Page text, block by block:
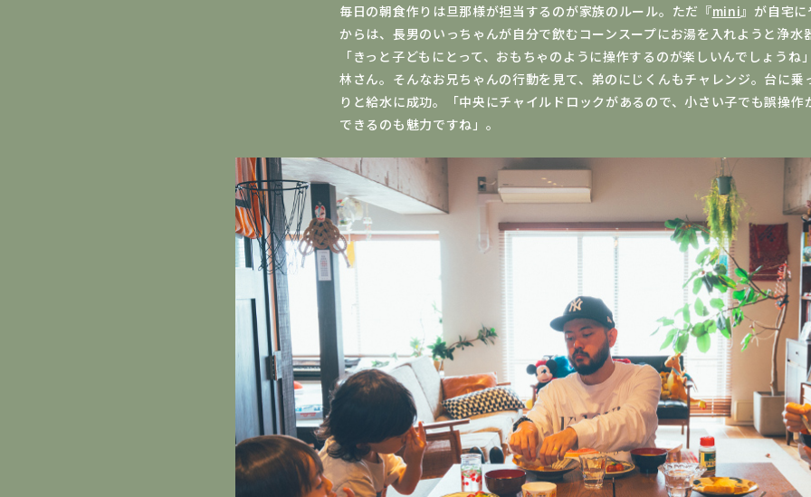
毎日の朝食作りは旦那様が担当するのが家族のルール。ただ『mini 』が自宅
からは、長男のいっちゃんが自分で飲むコーンスープにお湯を入れようと浄水
「きっと子どもにとって、おもちゃのように操作するのが楽しいんでしょうね
林さん。そんなお兄ちゃんの行動を見て、弟のにじくんもチャレンジ。台に乗
りと給水に成功。「中央にチャイルドロックがあるので、小さい子でも誤操作
できるのも魅力ですね」。